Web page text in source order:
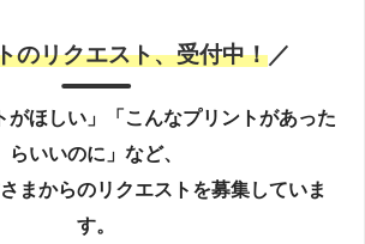
のリクエスト、受付中！／
がほしい」「こんなプリントがあった
らいいのに」など、
まからのリクエストを募集していま
す。